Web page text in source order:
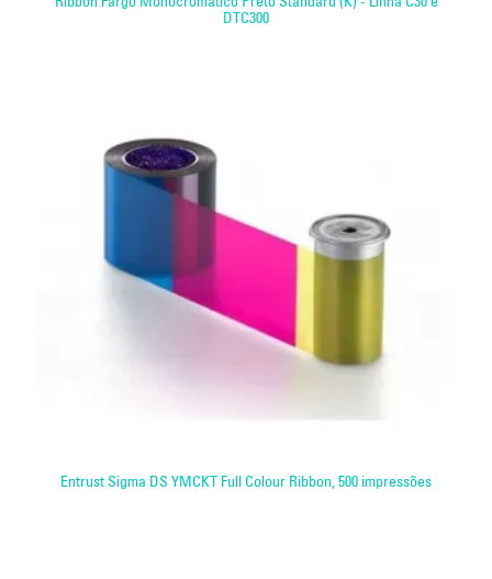
DTC300
Entrust Sigma DS YMCKT Full Colour Ribbon, 500 impressões